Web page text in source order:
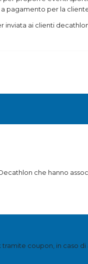
pagamento per la
ai clienti
che hanno
coupon, in caso di